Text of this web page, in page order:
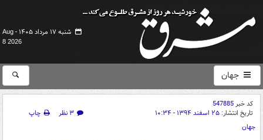
شنبه ۱۷ مرداد ۱۴۰۵ -
Aug
8 2026
جهان
کد خبر547885
تاریخ انتشار: ۲۵ اسفند ۱۳۹۴ - ۱۰:۳۴ ۳ نظر
چاپ
جهان